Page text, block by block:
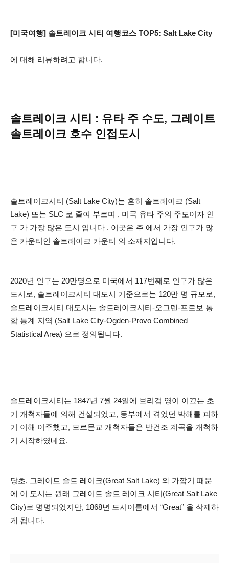
[미국여행] 솔트레이크 시티 여행코스 TOP5: Salt Lake City
에 대해 리뷰하려고 합니다.
솔트레이크 시티 : 유타 주 수도, 그레이트
솔트레이크 호수 인접도시
솔트레이크시티 (Salt Lake City)는 흔히 솔트레이크 (Salt
Lake) 또는 SLC 로 줄여 부르며 , 미국 유타 주의 주도이자 인
구 가 가장 많은 도시 입니다 . 이곳은 주 에서 가장 인구가 많
은 카운티인 솔트레이크 카운티 의 소재지입니다.
2020년 인구는 20만명으로 미국에서 117번째로 인구가 많은
도시로, 솔트레이크시티 대도시 기준으로는 120만 명 규모로,
솔트레이크시티 대도시는 솔트레이크시티-오그덴-프로보 통
합 통계 지역 (Salt Lake City-Ogden-Provo Combined
Statistical Area) 으로 정의됩니다.
솔트레이크시티는 1847년 7월 24일에 브리검 영이 이끄는 초
기 개척자들에 의해 건설되었고, 동부에서 겪었던 박해를 피하
기 이해 이주했고, 모르몬교 개척자들은 반건조 계곡을 개척하
기 시작하였네요.
당초, 그레이트 솔트 레이크(Great Salt Lake) 와 가깝기 때문
에 이 도시는 원래 그레이트 솔트 레이크 시티(Great Salt Lake
City)로 명명되었지만, 1868년 도시이름에서 “Great” 을 삭제하
게 됩니다.